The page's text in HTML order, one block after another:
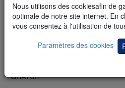
Nous utilisons des cookiesafin de
optimale de notre site internet. En
vous consentez à l'utilisation de
Paramètres des cookies
TÉLÉPHONE & FAX
LU: +352 42 80 42 81
CH: +41 44 350 42 40
GRATUIT